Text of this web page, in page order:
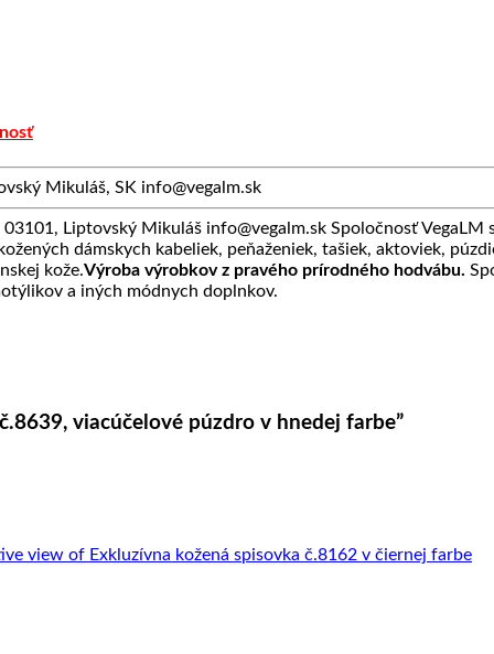
Mikuláš, SK info@vegalm.sk
Liptovský Mikuláš info@vegalm.sk Spoločnosť
dámskych kabeliek, peňaženiek, tašiek, aktoviek,
kože.Výroba výrobkov z pravého prírodného hodvábu.
a iných módnych doplnkov.
viacúčelové púzdro v hnedej farbe”